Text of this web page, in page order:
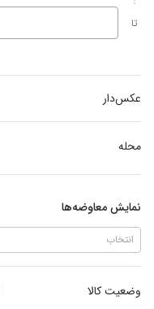
تا
عکس‌دار
محله
نمایش معاوضه‌ها
انتخاب
وضعیت کالا